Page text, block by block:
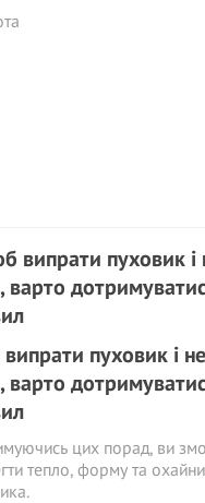
пуховик і не
варто
цих порад, ви
тепло, форму та